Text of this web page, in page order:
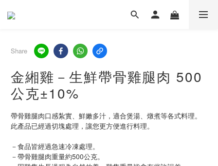
Share
金緗雞－生鮮帶骨雞腿肉 500
公克±10%
帶骨雞腿肉口感紮實、鮮嫩多汁，適合煲湯、燉煮等各式料理。
此產品已經過切塊處理，讓您更方便進行料理。
－食品皆經過急速冷凍處理。
－帶骨雞腿肉重量約500公克。